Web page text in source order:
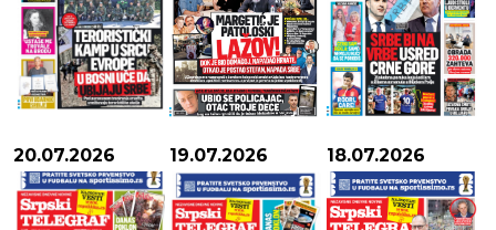
20.07.2026 19.07.2026 18.07.2026